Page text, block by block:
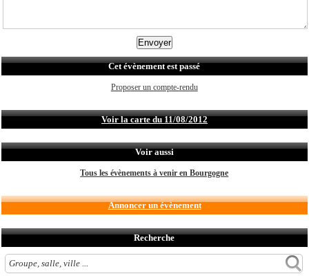
Cet évènement est passé
Proposer un compte-rendu
Voir la carte du 11/08/2012
Voir aussi
Tous les évènements à venir en Bourgogne
Annoncer un évènement
Recherche